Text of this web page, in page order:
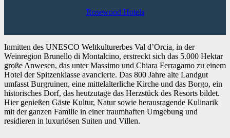
Rosewood Hotels
Inmitten des UNESCO Weltkulturerbes Val d’Orcia, in der
Weinregion Brunello di Montalcino, erstreckt sich das 5.000 Hektar
große Anwesen, das unter Massimo und Chiara Ferragamo zu einem
Hotel der Spitzenklasse avancierte. Das 800 Jahre alte Landgut
umfasst Burgruinen, eine mittelalterliche Kirche und das Borgo, ein
historisches Dorf, das heutzutage das Herzstück des Resorts bildet.
Hier genießen Gäste Kultur, Natur sowie herausragende Kulinarik
mit der ganzen Familie in einer traumhaften Umgebung und
residieren in luxuriösen Suiten und Villen.